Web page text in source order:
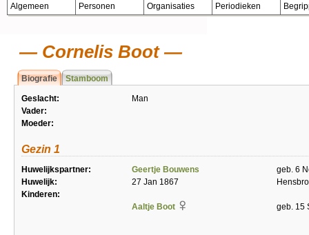
Algemeen Personen Organisaties Periodieken
Cornelis Boot
Biografie Stamboom
Geslacht:
Man
Vader:
Moeder:
Gezin 1
Huwelijkspartner: Geertje Bouwens
geb. 6
Huwelijk:
27 Jan 1867
Kinderen:
Aaltje Boot
geb. 15